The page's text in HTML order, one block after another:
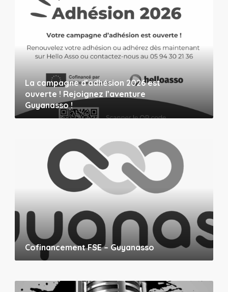
La campagne d’adhésion 2026 est
ouverte ! Rejoignez l’aventure
Guyanasso !
Cofinancement FSE – Guyanasso